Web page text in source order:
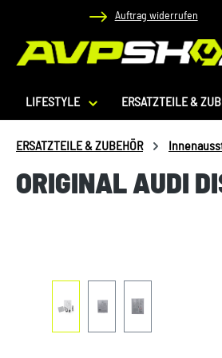
Hauptinhalt springen
Zur Suche springen
Zur Hauptnavigation springen
Auftrag widerrufen
LIFESTYLE ERSATZTEILE &
ERSATZTEILE & ZUBEHÖR
ORIGINAL AUDI